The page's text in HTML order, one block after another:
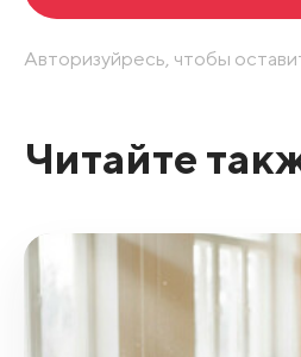
Авторизуйресь, чтобы
Читайте